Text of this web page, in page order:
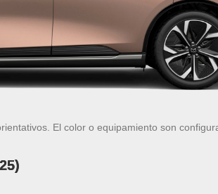
El color o equipamiento son